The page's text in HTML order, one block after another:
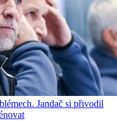
Jandač si přivodil